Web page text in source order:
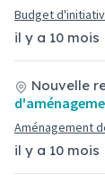
il y a 10 mois
Budget
il y a 10 mois
Nouvelle
Aménagement